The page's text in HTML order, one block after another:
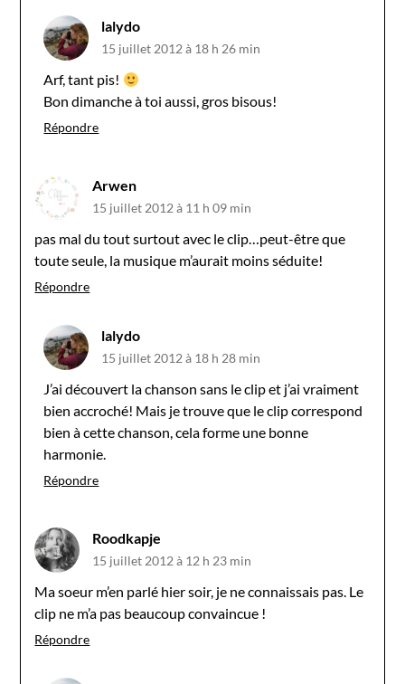
lalydo
15 juillet 2012 à 18 h 26 min
Arf, tant pis!
Bon dimanche à toi aussi, gros bisous!
Répondre
Arwen
15 juillet 2012 à 11 h 09 min
pas mal du tout surtout avec le clip…peut-être que
toute seule, la musique m’aurait moins séduite!
Répondre
lalydo
15 juillet 2012 à 18 h 28 min
J’ai découvert la chanson sans le clip et j’ai vraiment
bien accroché! Mais je trouve que le clip correspond
bien à cette chanson, cela forme une bonne
harmonie.
Répondre
Roodkapje
15 juillet 2012 à 12 h 23 min
Ma soeur m’en parlé hier soir, je ne connaissais pas. Le
clip ne m’a pas beaucoup convaincue !
Répondre